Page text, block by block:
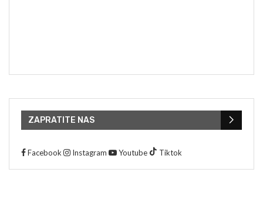
ZAPRATITE NAS
Facebook Instagram Youtube Tiktok